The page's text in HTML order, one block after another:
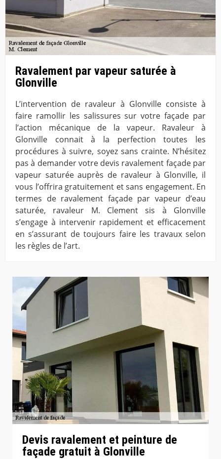
Ravalement par vapeur saturée à
Glonville
L’intervention de ravaleur à Glonville consiste à
faire ramollir les salissures sur votre façade par
l’action mécanique de la vapeur. Ravaleur à
Glonville connait à la perfection toutes les
procédures à suivre, soyez sans crainte. N’hésitez
pas à demander votre devis ravalement façade par
vapeur saturée auprès de ravaleur à Glonville, il
vous l’offrira gratuitement et sans engagement. En
termes de ravalement façade par vapeur d’eau
saturée, ravaleur M. Clement sis à Glonville
s’engage à intervenir rapidement et efficacement
en s’assurant de toujours faire les travaux selon
les règles de l’art.
Devis ravalement et peinture de
façade gratuit à Glonville